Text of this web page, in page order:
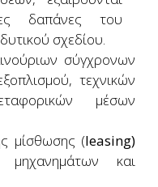
δαπάνες του
σχεδίου.
σύγχρονων
τεχνικών
μέσων
μίσθωσης (leasing)
μηχανημάτων και